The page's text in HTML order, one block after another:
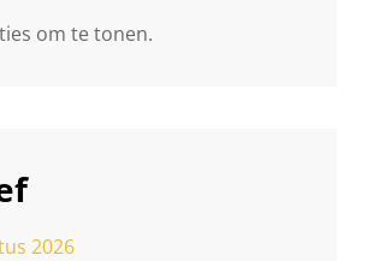
om te tonen.
2026